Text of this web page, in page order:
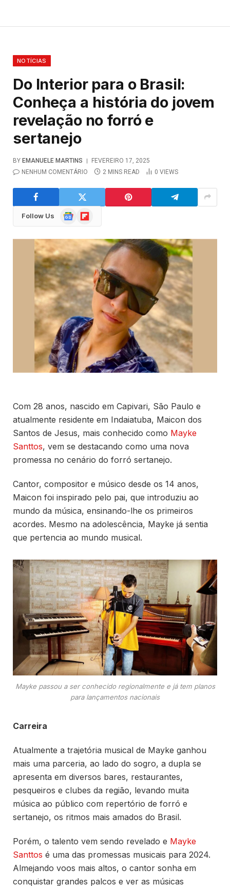
NOTÍCIAS
Do Interior para o Brasil:
Conheça a história do jovem
revelação no forró e
sertanejo
BY EMANUELE MARTINS
FEVEREIRO 17, 2025
NENHUM COMENTÁRIO
2 MINS READ 0 VIEWS
Follow Us
GoogleFlipboard
Com 28 anos, nascido em Capivari, São Paulo e
atualmente residente em Indaiatuba, Maicon dos
Santos de Jesus, mais conhecido como Mayke
Santtos, vem se destacando como uma nova
promessa no cenário do forró sertanejo.
Cantor, compositor e músico desde os 14 anos,
Maicon foi inspirado pelo pai, que introduziu ao
mundo da música, ensinando-lhe os primeiros
acordes. Mesmo na adolescência, Mayke já sentia
que pertencia ao mundo musical.
Mayke passou a ser conhecido regionalmente e já tem planos
para lançamentos nacionais
Carreira
Atualmente a trajetória musical de Mayke ganhou
mais uma parceria, ao lado do sogro, a dupla se
apresenta em diversos bares, restaurantes,
pesqueiros e clubes da região, levando muita
música ao público com repertório de forró e
sertanejo, os ritmos mais amados do Brasil.
Porém, o talento vem sendo revelado e Mayke
Santtos é uma das promessas musicais para 2024.
Almejando voos mais altos, o cantor sonha em
conquistar grandes palcos e ver as músicas